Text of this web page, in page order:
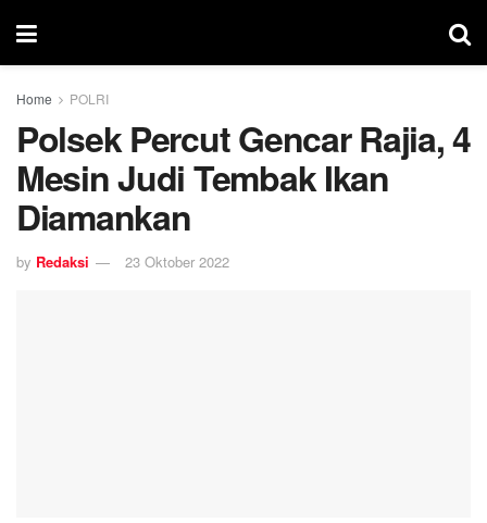
Home POLRI
Polsek Percut Gencar Rajia, 4
Mesin Judi Tembak Ikan
Diamankan
by Redaksi 23 Oktober 2022